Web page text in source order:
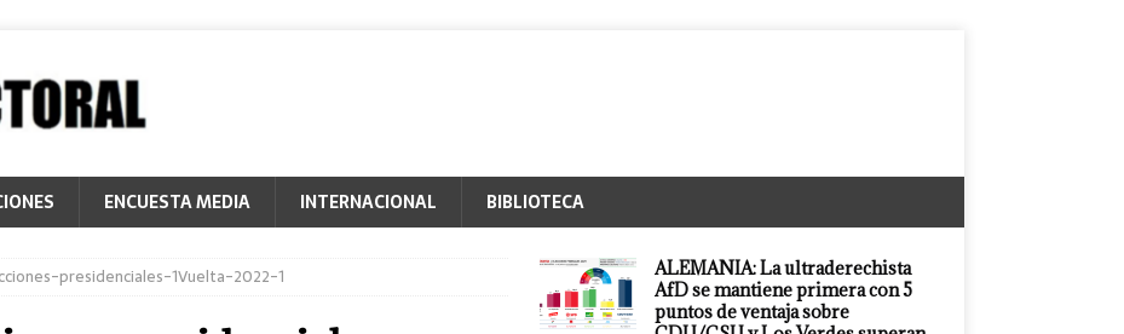
ENCUESTA MEDIA INTERNACIONAL BIBLIOTECA
presidenciales-1Vuelta-2022-1
ALEMANIA: La ultraderechista
AfD se mantiene primera con 5
puntos de ventaja sobre